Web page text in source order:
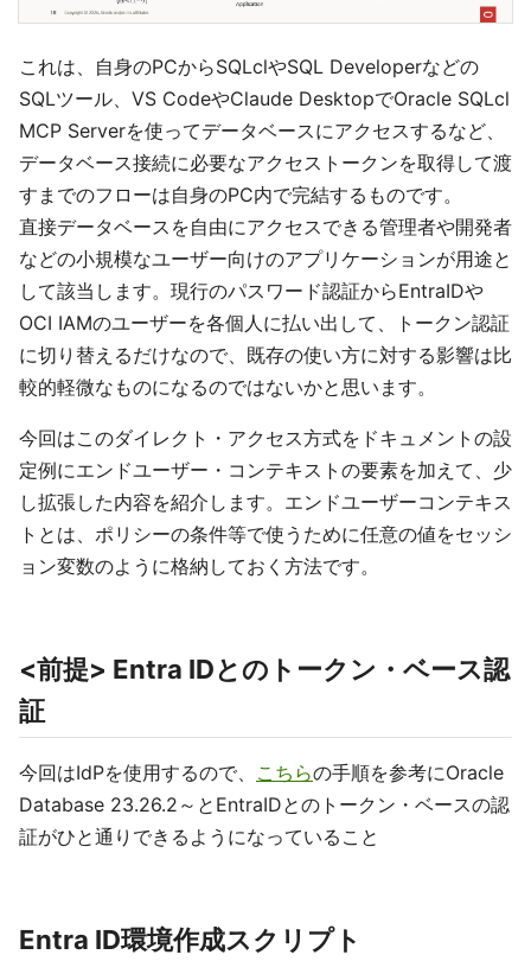
これは、自身のPCからSQLclやSQL Developerなどの
SQLツール、VS CodeやClaude DesktopでOracle SQLcl
MCP Serverを使ってデータベースにアクセスするなど、
データベース接続に必要なアクセストークンを取得して渡
すまでのフローは自身のPC内で完結するものです。
直接データベースを自由にアクセスできる管理者や開発者
などの小規模なユーザー向けのアプリケーションが用途と
して該当します。現行のパスワード認証からEntraIDや
OCI IAMのユーザーを各個人に払い出して、トークン認証
に切り替えるだけなので、既存の使い方に対する影響は比
較的軽微なものになるのではないかと思います。
今回はこのダイレクト・アクセス方式をドキュメントの設
定例にエンドユーザー・コンテキストの要素を加えて、少
し拡張した内容を紹介します。エンドユーザーコンテキス
トとは、ポリシーの条件等で使うために任意の値をセッシ
ョン変数のように格納しておく方法です。
<前提> Entra IDとのトークン・ベース認
証
今回はIdPを使用するので、 こちらの手順を参考にOracle
Database 23.26.2～とEntraIDとのトークン・ベースの認
証がひと通りできるようになっていること
Entra ID環境作成スクリプト